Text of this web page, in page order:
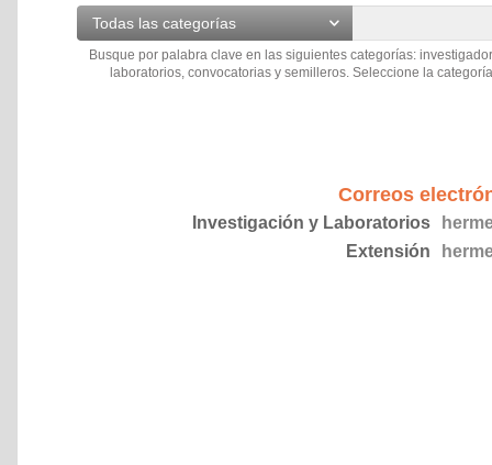
Todas las categorías
Busque por palabra clave en las siguientes categorías:
laboratorios, convocatorias y semilleros. Seleccione la
Correos
Investigación y Laboratorios
Extensión